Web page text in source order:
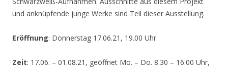
und anknüpfende junge Werke sind Teil dieser Ausstellung.
Eröffnung: Donnerstag 17.06.21, 19.00 Uhr
Zeit: 17.06. – 01.08.21, geöffnet Mo. – Do. 8.30 – 16.00 Uhr,